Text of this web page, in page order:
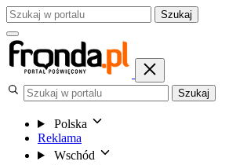
Szukaj
Szukaj
Polska
Reklama
Wschód